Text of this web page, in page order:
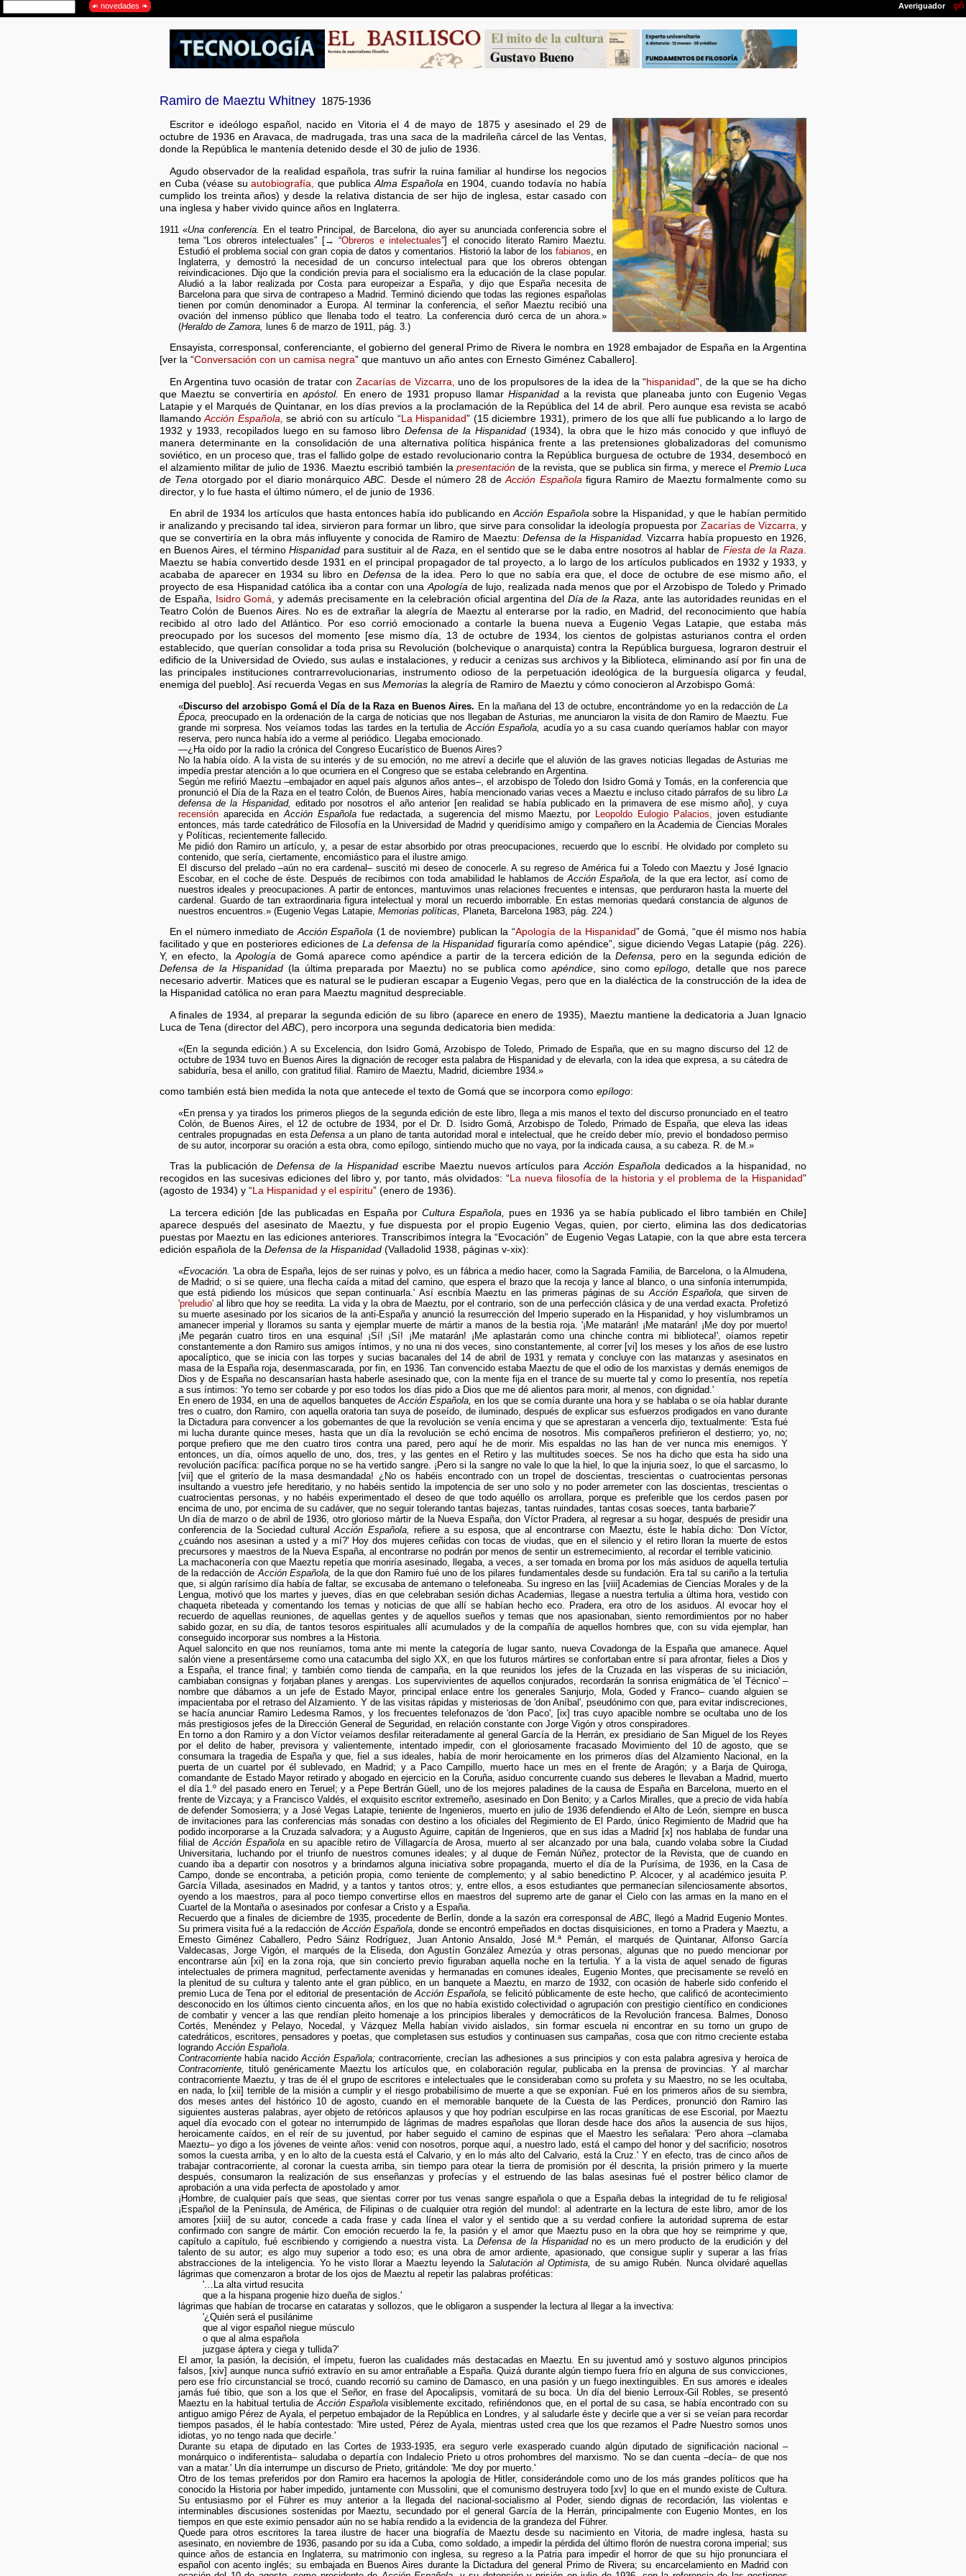
Ramiro de Maeztu Whitney 1875-1936
Escritor e ideólogo español, nacido en Vitoria el 4 de mayo de 1875 y asesinado el 29 de
octubre de 1936 en Aravaca, de madrugada, tras unasaca de la madrileña cárcel de las Ventas,
donde la República le mantenía detenido desde el 30 de julio de 1936.
Agudo observador de la realidad española, tras sufrir la ruina familiar al hundirse los negocios
en Cuba (véase suautobiografía, que publica Alma Española en 1904, cuando todavía no había
cumplido los treinta años) y desde la relativa distancia de ser hijo de inglesa, estar casado con
una inglesa y haber vivido quince años en Inglaterra.
1911 «Una conferencia.
En el teatro Principal, de Barcelona, dio ayer su anunciada conferencia sobre el
tema “Los obreros intelectuales” [→ “Obreros e intelectuales”] el conocido literato Ramiro Maeztu.
Estudió el problema social con gran copia de datos y comentarios. Historió la labor de los fabianos , en
Inglaterra, y demostró la necesidad de un concurso intelectual para que los obreros obtengan
reivindicaciones. Dijo que la condición previa para el socialismo era la educación de la clase popular.
Aludió a la labor realizada por Costa para europeizar a España, y dijo que España necesita de
Barcelona para que sirva de contrapeso a Madrid. Terminó diciendo que todas las regiones españolas
tienen por común denominador a Europa. Al terminar la conferencia, el señor Maeztu recibió una
ovación del inmenso público que llenaba todo el teatro. La conferencia duró cerca de un ahora.»
(Heraldo de Zamora, lunes 6 de marzo de 1911, pág. 3.)
Ensayista, corresponsal, conferenciante, el gobierno del general Primo de Rivera le nombra en 1928 embajador de España en la Argentina
[ver la “Conversación con un camisa negra” que mantuvo un año antes con Ernesto Giménez Caballero].
En Argentina tuvo ocasión de tratar conZacarías de Vizcarra, uno de los propulsores de la idea de la “hispanidad”, de la que se ha dicho
que Maeztu se convertiría enapóstol. En enero de 1931 propuso llamarHispanidad a la revista que planeaba junto con Eugenio Vegas
Latapie y el Marqués de Quintanar, en los días previos a la proclamación de la República del 14 de abril. Pero aunque esa revista se acabó
llamandoAcción Española, se abrió con su artículo “La Hispanidad” (15 diciembre 1931), primero de los que allí fue publicando a lo largo de
1932 y 1933, recopilados luego en su famoso libroDefensa de la Hispanidad (1934), la obra que le hizo más conocido y que influyó de
manera determinante en la consolidación de una alternativa política hispánica frente a las pretensiones globalizadoras del comunismo
soviético, en un proceso que, tras el fallido golpe de estado revolucionario contra la República burguesa de octubre de 1934, desembocó en
el alzamiento militar de julio de 1936. Maeztu escribió también la presentación de la revista, que se publica sin firma, y merece el Premio Luca
de Tena otorgado por el diario monárquicoABC. Desde el número 28 deAcción Española figura Ramiro de Maeztu formalmente como su
director, y lo fue hasta el último número, el de junio de 1936.
En abril de 1934 los artículos que hasta entonces había ido publicando enAcción Españolasobre la Hispanidad, y que le habían permitido
ir analizando y precisando tal idea, sirvieron para formar un libro, que sirve para consolidar la ideología propuesta por Zacarías de Vizcarra, y
que se convertiría en la obra más influyente y conocida de Ramiro de Maeztu:Defensa de la Hispanidad. Vizcarra había propuesto en 1926,
en Buenos Aires, el términoHispanidad para sustituir al de Raza, en el sentido que se le daba entre nosotros al hablar de Fiesta de la Raza.
Maeztu se había convertido desde 1931 en el principal propagador de tal proyecto, a lo largo de los artículos publicados en 1932 y 1933, y
acababa de aparecer en 1934 su libro en Defensade la idea. Pero lo que no sabía era que, el doce de octubre de ese mismo año, el
proyecto de esa Hispanidad católica iba a contar con unaApología de lujo, realizada nada menos que por el Arzobispo de Toledo y Primado
de España,
Isidro Gomá, y además precisamente en la celebración oficial argentina del Día de la Raza, ante las autoridades reunidas en el
Teatro Colón de Buenos Aires. No es de extrañar la alegría de Maeztu al enterarse por la radio, en Madrid, del reconocimiento que había
recibido al otro lado del Atlántico. Por eso corrió emocionado a contarle la buena nueva a Eugenio Vegas Latapie, que estaba más
preocupado por los sucesos del momento [ese mismo día, 13 de octubre de 1934, los cientos de golpistas asturianos contra el orden
establecido, que querían consolidar a toda prisa su Revolución (bolchevique o anarquista) contra la República burguesa, lograron destruir el
edificio de la Universidad de Oviedo, sus aulas e instalaciones, y reducir a cenizas sus archivos y la Biblioteca, eliminando así por fin una de
las principales instituciones contrarrevolucionarias, instrumento odioso de la perpetuación ideológica de la burguesía oligarca y feudal,
enemiga del pueblo]. Así recuerda Vegas en sus Memorias la alegría de Ramiro de Maeztu y cómo conocieron al Arzobispo Gomá:
«Discurso del arzobispo Gomá el Día de la Raza en Buenos Aires. En la mañana del 13 de octubre, encontrándome yo en la redacción deLa
Época,preocupado en la ordenación de la carga de noticias que nos llegaban de Asturias, me anunciaron la visita de don Ramiro de Maeztu. Fue
grande mi sorpresa. Nos veíamos todas las tardes en la tertulia de Acción Española, acudía yo a su casa cuando queríamos hablar con mayor
reserva, pero nunca había ido a verme al periódico. Llegaba emocionado.
—¿Ha oído por la radio la crónica del Congreso Eucarístico de Buenos Aires?
No la había oído. A la vista de su interés y de su emoción, no me atreví a decirle que el aluvión de las graves noticias llegadas de Asturias me
impedía prestar atención a lo que ocurriera en el Congreso que se estaba celebrando en Argentina.
Según me refirió Maeztu –embajador en aquel país algunos años antes–, el arzobispo de Toledo don Isidro Gomá y Tomás, en la conferencia que
pronunció el Día de la Raza en el teatro Colón, de Buenos Aires, había mencionado varias veces a Maeztu e incluso citado párrafos de su libroLa
defensa de la Hispanidad, editado por nosotros el año anterior [en realidad se había publicado en la primavera de ese mismo año], y cuya
recensiónaparecida en Acción Española fue redactada, a sugerencia del mismo Maeztu, por Leopoldo Eulogio Palacios,
joven estudiante
entonces, más tarde catedrático de Filosofía en la Universidad de Madrid y queridísimo amigo y compañero en la Academia de Ciencias Morales
y Políticas, recientemente fallecido.
Me pidió don Ramiro un artículo, y, a pesar de estar absorbido por otras preocupaciones, recuerdo que lo escribí. He olvidado por completo su
contenido, que sería, ciertamente, encomiástico para el ilustre amigo.
El discurso del prelado –aún no era cardenal– suscitó mi deseo de conocerle. A su regreso de América fui a Toledo con Maeztu y José Ignacio
Escobar, en el coche de éste. Después de recibirnos con toda amabilidad le hablamos de Acción Española,de la que era lector, así como de
nuestros ideales y preocupaciones. A partir de entonces, mantuvimos unas relaciones frecuentes e intensas, que perduraron hasta la muerte del
cardenal. Guardo de tan extraordinaria figura intelectual y moral un recuerdo imborrable. En estas memorias quedará constancia de algunos de
nuestros encuentros.» (Eugenio Vegas Latapie, Memorias políticas,
Planeta, Barcelona 1983, pág. 224.)
En el número inmediato deAcción Española (1 de noviembre) publican la “Apología de la Hispanidad” de Gomá, “que él mismo nos había
facilitado y que en posteriores ediciones de La defensa de la Hispanidad figuraría como apéndice”, sigue diciendo Vegas Latapie (pág. 226).
Y, en efecto, laApologíade Gomá aparece como apéndice a partir de la tercera edición de la Defensa, pero en la segunda edición de
Defensa de la Hispanidad(la última preparada por Maeztu) no se publica como apéndice, sino comoepílogo, detalle que nos parece
necesario advertir. Matices que es natural se le pudieran escapar a Eugenio Vegas, pero que en la dialéctica de la construcción de la idea de
la Hispanidad católica no eran para Maeztu magnitud despreciable.
A finales de 1934, al preparar la segunda edición de su libro (aparece en enero de 1935), Maeztu mantiene la dedicatoria a Juan Ignacio
Luca de Tena (director delABC), pero incorpora una segunda dedicatoria bien medida:
«(En la segunda edición.) A su Excelencia, don Isidro Gomá, Arzobispo de Toledo, Primado de España, que en su magno discurso del 12 de
octubre de 1934 tuvo en Buenos Aires la dignación de recoger esta palabra de Hispanidad y de elevarla, con la idea que expresa, a su cátedra de
sabiduría, besa el anillo, con gratitud filial. Ramiro de Maeztu, Madrid, diciembre 1934.»
como también está bien medida la nota que antecede el texto de Gomá que se incorpora como epílogo:
«En prensa y ya tirados los primeros pliegos de la segunda edición de este libro, llega a mis manos el texto del discurso pronunciado en el teatro
Colón, de Buenos Aires, el 12 de octubre de 1934, por el Dr. D. Isidro Gomá, Arzobispo de Toledo, Primado de España, que eleva las ideas
centrales propugnadas en estaDefensa a un plano de tanta autoridad moral e intelectual, que he creído deber mío, previo el bondadoso permiso
de su autor, incorporar su oración a esta obra, como epílogo, sintiendo mucho que no vaya, por la indicada causa, a su cabeza. R. de M.»
Tras la publicación deDefensa de la Hispanidad escribe Maeztu nuevos artículos paraAcción Española dedicados a la hispanidad, no
recogidos en las sucesivas ediciones del libro y, por tanto, más olvidados: “La nueva filosofía de la historia y el problema de la Hispanidad”
(agosto de 1934) y “La Hispanidad y el espíritu” (enero de 1936).
La tercera edición [de las publicadas en España porCultura Española, pues en 1936 ya se había publicado el libro también en Chile]
aparece después del asesinato de Maeztu, y fue dispuesta por el propio Eugenio Vegas, quien, por cierto, elimina las dos dedicatorias
puestas por Maeztu en las ediciones anteriores. Transcribimos íntegra la “Evocación” de Eugenio Vegas Latapie, con la que abre esta tercera
edición española de la Defensa de la Hispanidad (Valladolid 1938, páginas v-xix):
«Evocación. 'La obra de España, lejos de ser ruinas y polvo, es un fábrica a medio hacer, como la Sagrada Familia, de Barcelona, o la Almudena,
de Madrid; o si se quiere, una flecha caída a mitad del camino, que espera el brazo que la recoja y lance al blanco, o una sinfonía interrumpida,
que está pidiendo los músicos que sepan continuarla.' Así escribía Maeztu en las primeras páginas de su Acción Española,
que sirven de
'preludio'al libro que hoy se reedita. La vida y la obra de Maeztu, por el contrario, son de una perfección clásica y de una verdad exacta. Profetizó
su muerte asesinado por los sicarios de la anti-España y anunció la resurrección del Imperio superado en la Hispanidad, y hoy vislumbramos un
amanecer imperial y lloramos su santa y ejemplar muerte de mártir a manos de la bestia roja. '¡Me matarán! ¡Me matarán! ¡Me doy por muerto!
¡Me pegarán cuatro tiros en una esquina! ¡Sí! ¡Sí! ¡Me matarán! ¡Me aplastarán como una chinche contra mi biblioteca!', oíamos repetir
constantemente a don Ramiro sus amigos íntimos, y no una ni dos veces, sino constantemente, al correr [vi] los meses y los años de ese lustro
apocalíptico, que se inicia con las torpes y sucias bacanales del 14 de abril de 1931 y remata y concluye con las matanzas y asesinatos en
masa de la España roja, desenmascarada, por fin, en 1936. Tan convencido estaba Maeztu de que el odio de los marxistas y demás enemigos de
Dios y de España no descansarían hasta haberle asesinado que, con la mente fija en el trance de su muerte tal y como lo presentía, nos repetía
a sus íntimos: 'Yo temo ser cobarde y por eso todos los días pido a Dios que me dé alientos para morir, al menos, con dignidad.'
En enero de 1934, en una de aquellos banquetes deAcción Española, en los que se comía durante una hora y se hablaba o se oía hablar durante
tres o cuatro, don Ramiro, con aquella oratoria tan suya de poseído, de iluminado, después de explicar sus esfuerzos prodigados en vano durante
la Dictadura para convencer a los gobernantes de que la revolución se venía encima y que se aprestaran a vencerla dijo, textualmente: 'Esta fué
mi lucha durante quince meses, hasta que un día la revolución se echó encima de nosotros. Mis compañeros prefirieron el destierro; yo, no;
porque prefiero que me den cuatro tiros contra una pared, pero aquí he de morir. Mis espaldas no las han de ver nunca mis enemigos. Y
entonces, un día, oímos aquello de uno, dos, tres, y las gentes en el Retiro y las multitudes soeces. Se nos ha dicho que esta ha sido una
revolución pacífica: pacífica porque no se ha vertido sangre. ¡Pero si la sangre no vale lo que la hiel, lo que la injuria soez, lo que el sarcasmo, lo
[vii] que el griterío de la masa desmandada! ¿No os habéis encontrado con un tropel de doscientas, trescientas o cuatrocientas personas
insultando a vuestro jefe hereditario, y no habéis sentido la impotencia de ser uno solo y no poder arremeter con las doscientas, trescientas o
cuatrocientas personas, y no habéis experimentado el deseo de que todo aquéllo os arrollara, porque es preferible que los cerdos pasen por
encima de uno, por encima de su cadáver, que no seguir tolerando tantas bajezas, tantas ruindades, tantas cosas soeces, tanta barbarie?'
Un día de marzo o de abril de 1936, otro glorioso mártir de la Nueva España, don Víctor Pradera, al regresar a su hogar, después de presidir una
conferencia de la Sociedad culturalAcción Española,
refiere a su esposa, que al encontrarse con Maeztu, éste le había dicho: 'Don Víctor,
¿cuándo nos asesinan a usted y a mí?' Hoy dos mujeres ceñidas con tocas de viudas, que en el silencio y el retiro lloran la muerte de estos
precursores y maestros de la Nueva España, al encontrarse no podrán por menos de sentir un estremecimiento, al recordar el terrible vaticinio.
La machaconería con que Maeztu repetía que moriría asesinado, llegaba, a veces, a ser tomada en broma por los más asiduos de aquella tertulia
de la redacción de Acción Española, de la que don Ramiro fué uno de los pilares fundamentales desde su fundación. Era tal su cariño a la tertulia
que, si algún rarísimo día había de faltar, se excusaba de antemano o telefoneaba. Su ingreso en las [viii] Academias de Ciencias Morales y de la
Lengua, motivó que los martes y jueves, días en que celebraban sesión dichas Academias, llegase a nuestra tertulia a última hora, vestido con
chaqueta ribeteada y comentando los temas y noticias de que allí se habían hecho eco. Pradera, era otro de los asiduos. Al evocar hoy el
recuerdo de aquellas reuniones, de aquellas gentes y de aquellos sueños y temas que nos apasionaban, siento remordimientos por no haber
sabido gozar, en su día, de tantos tesoros espirituales allí acumulados y de la compañía de aquellos hombres que, con su vida ejemplar, han
conseguido incorporar sus nombres a la Historia.
Aquel saloncito en que nos reuníamos, toma ante mi mente la categoría de lugar santo, nueva Covadonga de la España que amanece. Aquel
salón viene a presentárseme como una catacumba del siglo XX, en que los futuros mártires se confortaban entre sí para afrontar, fieles a Dios y
a España, el trance final; y también como tienda de campaña, en la que reunidos los jefes de la Cruzada en las vísperas de su iniciación,
cambiaban consignas y forjaban planes y arengas. Los supervivientes de aquellos conjurados, recordarán la sonrisa enigmática de 'el Técnico' –
nombre que dábamos a un jefe de Estado Mayor, principal enlace entre los generales Sanjurjo, Mola, Goded y Franco– cuando alguien se
impacientaba por el retraso del Alzamiento. Y de las visitas rápidas y misteriosas de 'don Aníbal', pseudónimo con que, para evitar indiscreciones,
se hacía anunciar Ramiro Ledesma Ramos, y los frecuentes telefonazos de 'don Paco', [ix] tras cuyo apacible nombre se ocultaba uno de los
más prestigiosos jefes de la Dirección General de Seguridad, en relación constante con Jorge Vigón y otros conspiradores.
En torno a don Ramiro y a don Víctor veíamos desfilar reiteradamente al general García de la Herrán, ex presidiario de San Miguel de los Reyes
por el delito de haber, previsora y valientemente, intentado impedir, con el gloriosamente fracasado Movimiento del 10 de agosto, que se
consumara la tragedia de España y que, fiel a sus ideales, había de morir heroicamente en los primeros días del Alzamiento Nacional, en la
puerta de un cuartel por él sublevado, en Madrid; y a Paco Campillo, muerto hace un mes en el frente de Aragón; y a Barja de Quiroga,
comandante de Estado Mayor retirado y abogado en ejercicio en la Coruña, asiduo concurrente cuando sus deberes le llevaban a Madrid, muerto
el día 1.º del pasado enero en Teruel; y a Pepe Bertrán Güell, uno de los mejores paladines de la causa de España en Barcelona, muerto en el
frente de Vizcaya; y a Francisco Valdés, el exquisito escritor extremeño, asesinado en Don Benito; y a Carlos Miralles, que a precio de vida había
de defender Somosierra; y a José Vegas Latapie, teniente de Ingenieros, muerto en julio de 1936 defendiendo el Alto de León, siempre en busca
de invitaciones para las conferencias más sonadas con destino a los oficiales del Regimiento de El Pardo, único Regimiento de Madrid que ha
podido incorporarse a la Cruzada salvadora; y a Augusto Aguirre, capitán de Ingenieros, que en sus idas a Madrid [x] nos hablaba de fundar una
filial deAcción Españolaen su apacible retiro de Villagarcía de Arosa, muerto al ser alcanzado por una bala, cuando volaba sobre la Ciudad
Universitaria, luchando por el triunfo de nuestros comunes ideales; y al duque de Fernán Núñez, protector de la Revista, que de cuando en
cuando iba a departir con nosotros y a brindarnos alguna iniciativa sobre propaganda, muerto el día de la Purísima, de 1936, en la Casa de
Campo, donde se encontraba, a petición propia, como teniente de complemento; y al sabio benedictino P. Alcocer, y al académico jesuita P.
García Villada, asesinados en Madrid, y a tantos y tantos otros; y, entre ellos, a esos estudiantes que permanecían silenciosamente absortos,
oyendo a los maestros, para al poco tiempo convertirse ellos en maestros del supremo arte de ganar el Cielo con las armas en la mano en el
Cuartel de la Montaña o asesinados por confesar a Cristo y a España.
Recuerdo que a finales de diciembre de 1935, procedente de Berlín, donde a la sazón era corresponsal de ABC, llegó a Madrid Eugenio Montes.
Su primera visita fué a la redacción de Acción Española, donde se encontró empeñados en doctas disquisiciones, en torno a Pradera y Maeztu, a
Ernesto Giménez Caballero, Pedro Sáinz Rodríguez, Juan Antonio Ansaldo, José M.ª Pemán, el marqués de Quintanar, Alfonso García
Valdecasas, Jorge Vigón, el marqués de la Eliseda, don Agustín González Amezúa y otras personas, algunas que no puedo mencionar por
encontrarse aún [xi] en la zona roja, que sin concierto previo figuraban aquella noche en la tertulia. Y a la vista de aquel senado de figuras
intelectuales de primera magnitud, perfectamente avenidas y hermanadas en comunes ideales, Eugenio Montes, que precisamente se reveló en
la plenitud de su cultura y talento ante el gran público, en un banquete a Maeztu, en marzo de 1932, con ocasión de haberle sido conferido el
premio Luca de Tena por el editorial de presentación deAcción Española, se felicitó públicamente de este hecho, que calificó de acontecimiento
desconocido en los últimos ciento cincuenta años, en los que no había existido colectividad o agrupación con prestigio científico en condiciones
de combatir y vencer a las que rendían pleito homenaje a los principios liberales y democráticos de la Revolución francesa. Balmes, Donoso
Cortés, Menéndez y Pelayo, Nocedal, y Vázquez Mella habían vivido aislados, sin formar escuela ni encontrar en su torno un grupo de
catedráticos, escritores, pensadores y poetas, que completasen sus estudios y continuasen sus campañas, cosa que con ritmo creciente estaba
logrando Acción Española.
Contracorrientehabía nacidoAcción Española; contracorriente, crecían las adhesiones a sus principios y con esta palabra agresiva y heroica de
Contracorriente,
tituló genéricamente Maeztu los artículos que, en colaboración regular, publicaba en la prensa de provincias. Y al marchar
contracorriente Maeztu, y tras de él el grupo de escritores e intelectuales que le consideraban como su profeta y su Maestro, no se les ocultaba,
en nada, lo [xii] terrible de la misión a cumplir y el riesgo probabilísimo de muerte a que se exponían. Fué en los primeros años de su siembra,
dos meses antes del histórico 10 de agosto, cuando en el memorable banquete de la Cuesta de las Perdices, pronunció don Ramiro las
siguientes austeras palabras, ayer objeto de retóricos aplausos y que hoy podrían esculpirse en las rocas graníticas de ese Escorial, por Maeztu
aquel día evocado con el gotear no interrumpido de lágrimas de madres españolas que lloran desde hace dos años la ausencia de sus hijos,
heroicamente caídos, en el reír de su juventud, por haber seguido el camino de espinas que el Maestro les señalara: 'Pero ahora –clamaba
Maeztu– yo digo a los jóvenes de veinte años: venid con nosotros, porque aquí, a nuestro lado, está el campo del honor y del sacrificio; nosotros
somos la cuesta arriba, y en lo alto de la cuesta está el Calvario, y en lo más alto del Calvario, está la Cruz.' Y en efecto, tras de cinco años de
trabajar contracorriente, al coronar la cuesta arriba, sin tiempo para otear la tierra de promisión por él descrita, la prisión primero y la muerte
después, consumaron la realización de sus enseñanzas y profecías y el estruendo de las balas asesinas fué el postrer bélico clamor de
aprobación a una vida perfecta de apostolado y amor.
¡Hombre, de cualquier país que seas, que sientas correr por tus venas sangre española o que a España debas la integridad de tu fe religiosa!
¡Español de la Península, de América, de Filipinas o de cualquier otra región del mundo!: al adentrarte en la lectura de este libro, amor de los
amores [xiii] de su autor, concede a cada frase y cada línea el valor y el sentido que a su verdad confiere la autoridad suprema de estar
confirmado con sangre de mártir. Con emoción recuerdo la fe, la pasión y el amor que Maeztu puso en la obra que hoy se reimprime y que,
capítulo a capítulo, fué escribiendo y corrigiendo a nuestra vista. LaDefensa de la Hispanidadno es un mero producto de la erudición y del
talento de su autor; es algo muy superior a todo eso; es una obra de amor ardiente, apasionado, que consigue suplir y superar a las frías
abstracciones de la inteligencia. Yo he visto llorar a Maeztu leyendo laSalutación al Optimista,
de su amigo Rubén. Nunca olvidaré aquellas
lágrimas que comenzaron a brotar de los ojos de Maeztu al repetir las palabras proféticas:
'…La alta virtud resucita
que a la hispana progenie hizo dueña de siglos.'
lágrimas que habían de trocarse en cataratas y sollozos, que le obligaron a suspender la lectura al llegar a la invectiva:
'¿Quién será el pusilánime
que al vigor español niegue músculo
o que al alma española
juzgase áptera y ciega y tullida?'
El amor, la pasión, la decisión, el ímpetu, fueron las cualidades más destacadas en Maeztu. En su juventud amó y sostuvo algunos principios
falsos, [xiv] aunque nunca sufrió extravío en su amor entrañable a España. Quizá durante algún tiempo fuera frío en alguna de sus convicciones,
pero ese frío circunstancial se trocó, cuando recorrió su camino de Damasco, en una pasión y un fuego inextinguibles. En sus amores e ideales
jamás fué tibio, que son a los que el Señor, en frase del Apocalipsis, vomitará de su boca. Un día del bienio Lerroux-Gil Robles, se presentó
Maeztu en la habitual tertulia deAcción Españolavisiblemente excitado, refiriéndonos que, en el portal de su casa, se había encontrado con su
antiguo amigo Pérez de Ayala, el perpetuo embajador de la República en Londres, y al saludarle éste y decirle que a ver si se veían para recordar
tiempos pasados, él le había contestado: 'Mire usted, Pérez de Ayala, mientras usted crea que los que rezamos el Padre Nuestro somos unos
idiotas, yo no tengo nada que decirle.'
Durante su etapa de diputado en las Cortes de 1933-1935, era seguro verle exasperado cuando algún diputado de significación nacional –
monárquico o indiferentista– saludaba o departía con Indalecio Prieto u otros prohombres del marxismo. 'No se dan cuenta –decía– de que nos
van a matar.' Un día interrumpe un discurso de Prieto, gritándole: 'Me doy por muerto.'
Otro de los temas preferidos por don Ramiro era hacernos la apología de Hitler, considerándole como uno de los más grandes políticos que ha
conocido la Historia por haber impedido, juntamente con Mussolini, que el comunismo destruyera todo [xv] lo que en el mundo existe de Cultura.
Su entusiasmo por el Führer es muy anterior a la llegada del nacional-socialismo al Poder, siendo dignas de recordación, las violentas e
interminables discusiones sostenidas por Maeztu, secundado por el general García de la Herrán, principalmente con Eugenio Montes, en los
tiempos en que este eximio pensador aún no se había rendido a la evidencia de la grandeza del Führer.
Quede para otros escritores la tarea ilustre de hacer una biografía de Maeztu desde su nacimiento en Vitoria, de madre inglesa, hasta su
asesinato, en noviembre de 1936, pasando por su ida a Cuba, como soldado, a impedir la pérdida del último florón de nuestra corona imperial; sus
quince años de estancia en Inglaterra, su matrimonio con inglesa, su regreso a la Patria para impedir el horror de que su hijo pronunciara el
español con acento inglés; su embajada en Buenos Aires durante la Dictadura del general Primo de Rivera; su encarcelamiento en Madrid con